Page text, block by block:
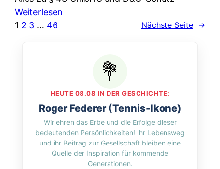
n
w
i
r
n
r
n
f
u
n
&
O
n
l
Weiterlesen
M
y
h
o
s
1 2 3 … 46 Nächste Seite →
HEUTE 08.08 IN DER GESCHICHTE:
Roger Federer (Tennis-Ikone)
Wir ehren das Erbe und die Erfolge dieser
bedeutenden Persönlichkeiten! Ihr Lebensweg
und ihr Beitrag zur Gesellschaft bleiben eine
Quelle der Inspiration für kommende
Generationen.